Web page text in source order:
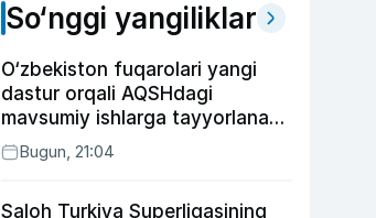
So‘nggi yangiliklar
O‘zbekiston fuqarolari yangi
dastur orqali AQSHdagi
mavsumiy ishlarga tayyorlanadi
va joylashtiriladi
Bugun, 21:04
Saloh Turkiya Superligasining